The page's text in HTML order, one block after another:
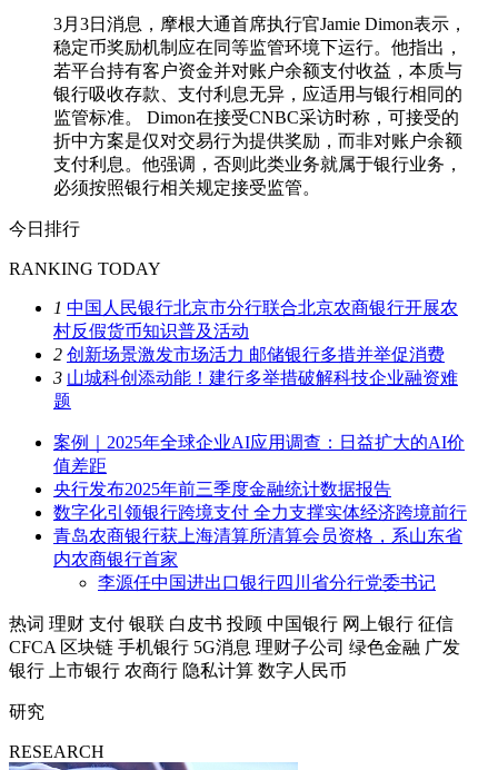
3月3日消息，摩根大通首席执行官Jamie Dimon表示，
稳定币奖励机制应在同等监管环境下运行。他指出，
若平台持有客户资金并对账户余额支付收益，本质与
银行吸收存款、支付利息无异，应适用与银行相同的
监管标准。 Dimon在接受CNBC采访时称，可接受的
折中方案是仅对交易行为提供奖励，而非对账户余额
支付利息。他强调，否则此类业务就属于银行业务，
必须按照银行相关规定接受监管。
今日排行
RANKING TODAY
1 中国人民银行北京市分行联合北京农商银行开展农
村反假货币知识普及活动
2 创新场景激发市场活力 邮储银行多措并举促消费
3 山城科创添动能！建行多举措破解科技企业融资难
题
案例｜2025年全球企业AI应用调查：日益扩大的AI价
值差距
央行发布2025年前三季度金融统计数据报告
数字化引领银行跨境支付 全力支撑实体经济跨境前行
青岛农商银行获上海清算所清算会员资格，系山东省
内农商银行首家
李源任中国进出口银行四川省分行党委书记
热词 理财 支付 银联 白皮书 投顾 中国银行 网上银行 征信
CFCA 区块链 手机银行 5G消息 理财子公司 绿色金融 广发
银行
上市银行 农商行 隐私计算 数字人民币
研究
RESEARCH